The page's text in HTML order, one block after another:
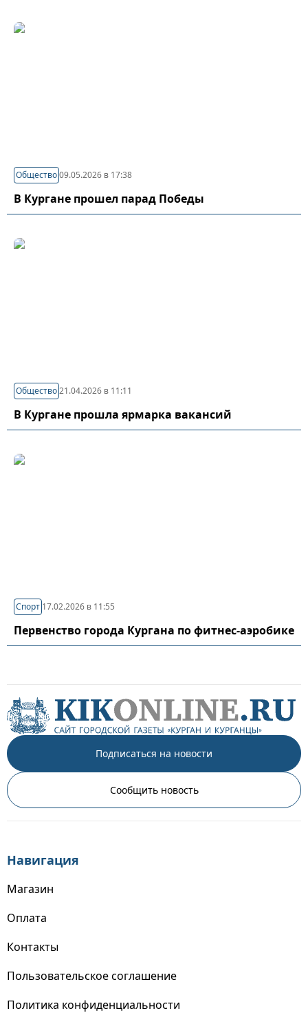
Общество09.05.2026 в 17:38
В Кургане прошел парад Победы
Общество21.04.2026 в 11:11
В Кургане прошла ярмарка вакансий
Спорт 17.02.2026 в 11:55
Первенство города Кургана по фитнес-аэробике
Подписаться на новости
Сообщить новость
Навигация
Магазин
Оплата
Контакты
Пользовательское соглашение
Политика конфиденциальности